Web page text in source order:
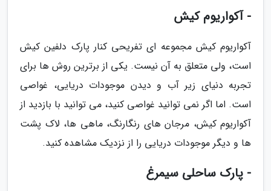
- آکواریوم کیش
آکواریوم کیش مجموعه ای تفریحی کنار پارک دلفین کیش
است، ولی متعلق به آن نیست. یکی از برترین روش ها برای
تجربه دنیای زیر آب و دیدن موجودات دریایی، غواصی
است. اما اگر نمی توانید غواصی کنید، می توانید با بازدید از
آکواریوم کیش، مرجان های رنگارنگ، ماهی ها، لاک پشت
ها و دیگر موجودات دریایی را از نزدیک مشاهده کنید.
- پارک ساحلی سیمرغ